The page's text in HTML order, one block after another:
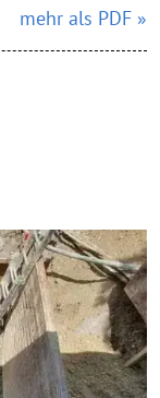
mehr als PDF »